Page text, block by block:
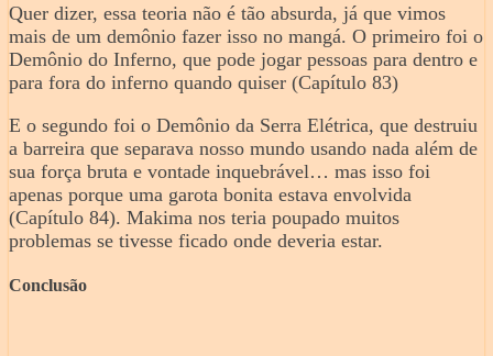
Quer dizer, essa teoria não é tão absurda, já que vimos
mais de um demônio fazer isso no mangá. O primeiro foi o
Demônio do Inferno, que pode jogar pessoas para dentro e
para fora do inferno quando quiser (Capítulo 83)
E o segundo foi o Demônio da Serra Elétrica, que destruiu
a barreira que separava nosso mundo usando nada além de
sua força bruta e vontade inquebrável… mas isso foi
apenas porque uma garota bonita estava envolvida
(Capítulo 84). Makima nos teria poupado muitos
problemas se tivesse ficado onde deveria estar.
Conclusão